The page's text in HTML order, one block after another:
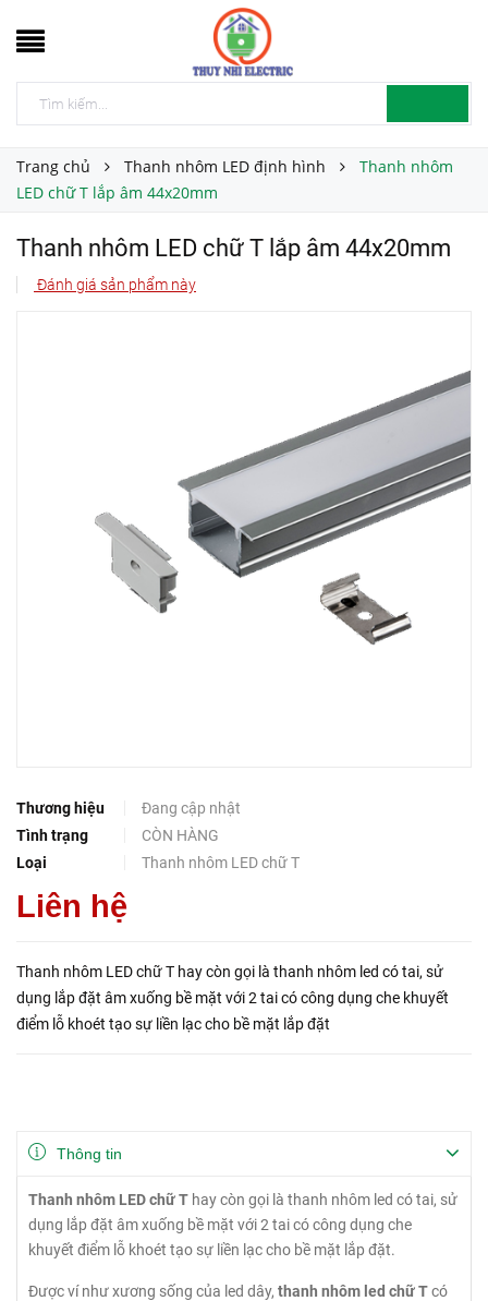
Trang chủ Thanh nhôm LED định hình
Thanh nhôm
LED chữ T lắp âm 44x20mm
Thanh nhôm LED chữ T lắp âm 44x20mm
Đánh giá sản phẩm này
Thương hiệu
Đang cập nhật
Tình trạng
CÒN HÀNG
Loại
Thanh nhôm LED chữ T
Liên hệ
Thanh nhôm LED chữ T hay còn gọi là thanh nhôm led có tai, sử
dụng lắp đặt âm xuống bề mặt với 2 tai có công dụng che khuyết
điểm lỗ khoét tạo sự liền lạc cho bề mặt lắp đặt
Thông tin
Thanh nhôm LED chữ T hay còn gọi là thanh nhôm led có tai, sử
dụng lắp đặt âm xuống bề mặt với 2 tai có công dụng che
khuyết điểm lỗ khoét tạo sự liền lạc cho bề mặt lắp đặt.
Được ví như xương sống của led dây, thanh nhôm led chữ Tcó